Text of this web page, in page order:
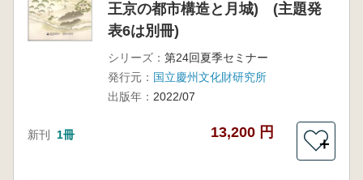
王京の都市構造と月城) (主題発
表6は別冊)
シリーズ： 第24回夏季セミナー
発行元： 国立慶州文化財研究所
出版年： 2022/07
新刊 1冊 13,200 円
＋